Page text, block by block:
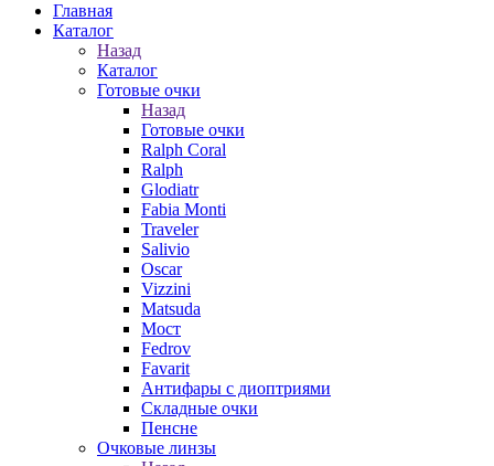
Главная
Каталог
Назад
Каталог
Готовые очки
Назад
Готовые очки
Ralph Coral
Ralph
Glodiatr
Fabia Monti
Traveler
Salivio
Oscar
Vizzini
Matsuda
Мост
Fedrov
Favarit
Антифары с диоптриями
Складные очки
Пенсне
Очковые линзы